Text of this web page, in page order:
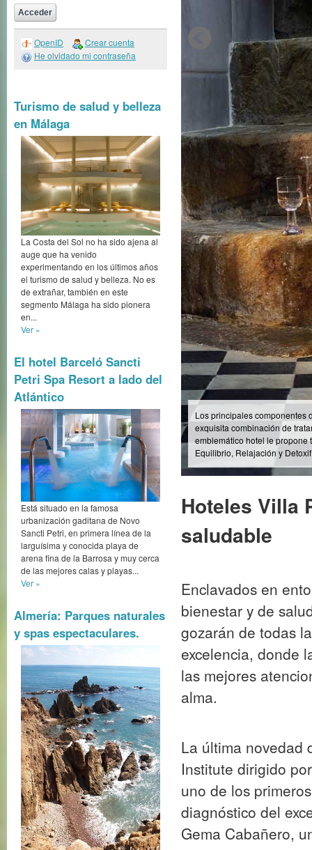
OpenID
Crear cuenta
He olvidado mi contraseña
Turismo de salud y belleza
en Málaga
La Costa del Sol no ha sido ajena al
auge que ha venido
experimentando en los últimos años
el turismo de salud y belleza. No es
de extrañar, también en este
segmento Málaga ha sido pionera
en...
Ver »
El hotel Barceló Sancti
Petri Spa Resort a lado del
Atlántico
Está situado en la famosa
urbanización gaditana de Novo
Sancti Petri, en primera línea de la
larguísima y conocida playa de
arena fina de la Barrosa y muy cerca
de las mejores calas y playas...
Ver »
Almería: Parques naturales
y spas espectaculares.
Las Thermas
El Hotel Villa Padierna
experiencias holísticas en
Hoteles Villa
saludable
Enclavados en
bienestar y de
gozarán de todas
las mejores
alma.
La última novedad
Institute dirigido
uno de los
diagnóstico del
Gema Cabañero,
especializada en
en el Medical al
del organismo.
La estilista Lorena
que ofrecen estos
cliente es el
unas instalaciones